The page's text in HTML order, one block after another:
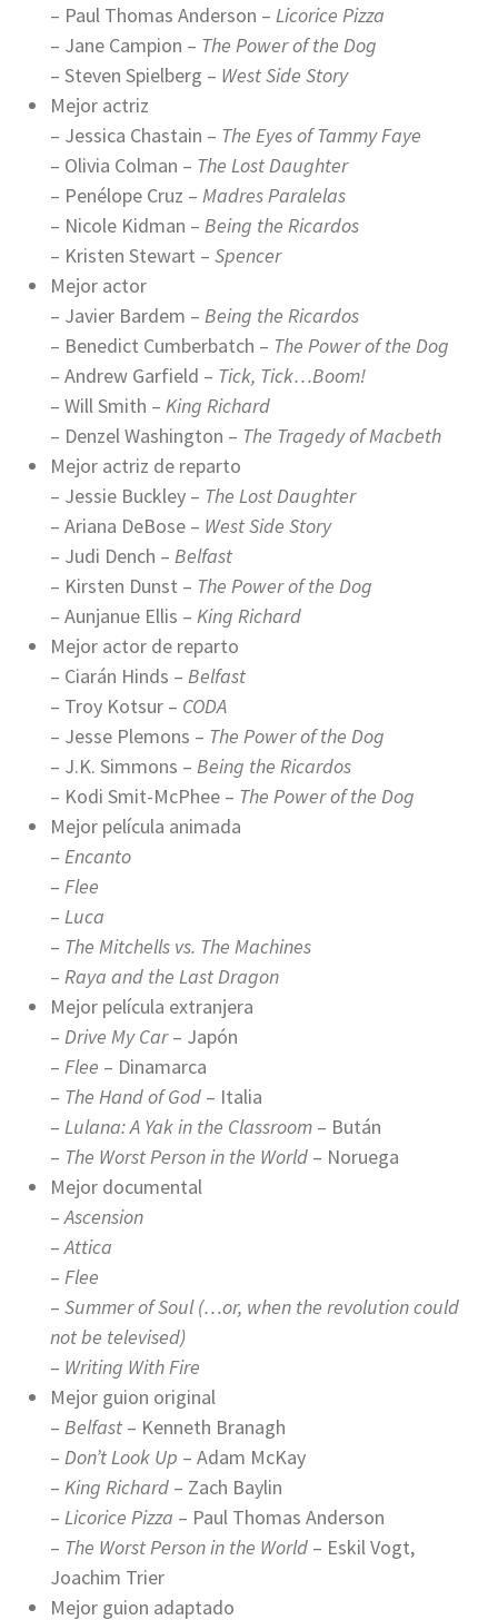
– Paul Thomas Anderson – Licorice Pizza
– Jane Campion – The Power of the Dog
– Steven Spielberg – West Side Story
Mejor actriz
– Jessica Chastain – The Eyes of Tammy Faye
– Olivia Colman – The Lost Daughter
– Penélope Cruz – Madres Paralelas
– Nicole Kidman – Being the Ricardos
– Kristen Stewart – Spencer
Mejor actor
– Javier Bardem – Being the Ricardos
– Benedict Cumberbatch – The Power of the Dog
– Andrew Garfield – Tick, Tick…Boom!
– Will Smith – King Richard
– Denzel Washington – The Tragedy of Macbeth
Mejor actriz de reparto
– Jessie Buckley – The Lost Daughter
– Ariana DeBose – West Side Story
– Judi Dench – Belfast
– Kirsten Dunst – The Power of the Dog
– Aunjanue Ellis – King Richard
Mejor actor de reparto
– Ciarán Hinds – Belfast
– Troy Kotsur – CODA
– Jesse Plemons – The Power of the Dog
– J.K. Simmons – Being the Ricardos
– Kodi Smit-McPhee – The Power of the Dog
Mejor película animada
– Encanto
– Flee
– Luca
– The Mitchells vs. The Machines
– Raya and the Last Dragon
Mejor película extranjera
– Drive My Car– Japón
– Flee – Dinamarca
– The Hand of God – Italia
– Lulana: A Yak in the Classroom – Bután
– The Worst Person in the World – Noruega
Mejor documental
–Ascension
–Attica
– Flee
– Summer of Soul (…or, when the revolution could
not be televised)
– Writing With Fire
Mejor guion original
– Belfast – Kenneth Branagh
– Don’t Look Up – Adam McKay
– King Richard – Zach Baylin
– Licorice Pizza – Paul Thomas Anderson
– The Worst Person in the World – Eskil Vogt,
Joachim Trier
Mejor guion adaptado